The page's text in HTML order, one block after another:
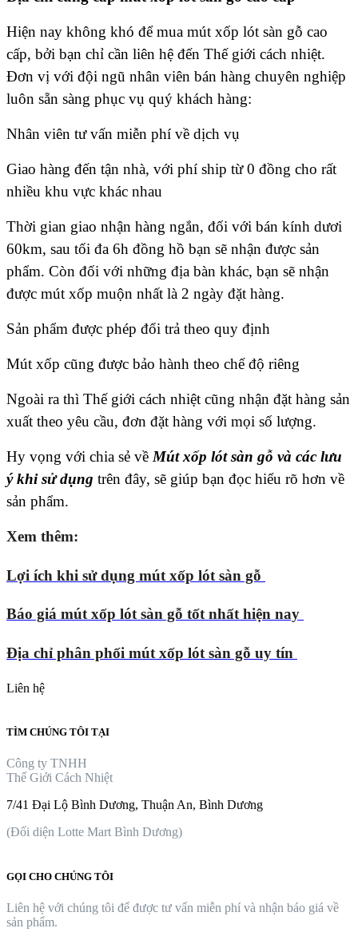
Hiện nay không khó để mua mút xốp lót sàn gỗ cao
cấp, bởi bạn chỉ cần liên hệ đến Thế giới cách nhiệt.
Đơn vị với đội ngũ nhân viên bán hàng chuyên nghiệp
luôn sẵn sàng phục vụ quý khách hàng:
Nhân viên tư vấn miễn phí về dịch vụ
Giao hàng đến tận nhà, với phí ship từ 0 đồng cho rất
nhiều khu vực khác nhau
Thời gian giao nhận hàng ngắn, đối với bán kính dươi
60km, sau tối đa 6h đồng hồ bạn sẽ nhận được sản
phẩm. Còn đối với những địa bàn khác, bạn sẽ nhận
được mút xốp muộn nhất là 2 ngày đặt hàng.
Sản phẩm được phép đổi trả theo quy định
Mút xốp cũng được bảo hành theo chế độ riêng
Ngoài ra thì Thế giới cách nhiệt cũng nhận đặt hàng sản
xuất theo yêu cầu, đơn đặt hàng với mọi số lượng.
Hy vọng với chia sẻ về Mút xốp lót sàn gỗ và các lưu
ý khi sử dụng trên đây, sẽ giúp bạn đọc hiểu rõ hơn về
sản phẩm.
Xem thêm:
Lợi ích khi sử dụng mút xốp lót sàn gỗ
Báo giá mút xốp lót sàn gỗ tốt nhất hiện nay
Địa chỉ phân phối mút xốp lót sàn gỗ uy tín
Liên hệ
TÌM CHÚNG TÔI TẠI
Công ty TNHH
Thế Giới Cách Nhiệt
7/41 Đại Lộ Bình Dương, Thuận An, Bình Dương
(Đối diện Lotte Mart Bình Dương)
GỌI CHO CHÚNG TÔI
Liên hệ với chúng tôi để được tư vấn miễn phí và nhận báo giá về
sản phẩm.